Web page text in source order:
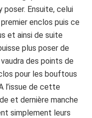
poser. Ensuite, celui
enclos puis ce
et ainsi de suite
plus poser de
des points de
pour les bouftous
l’issue de cette
et dernière manche
simplement leurs